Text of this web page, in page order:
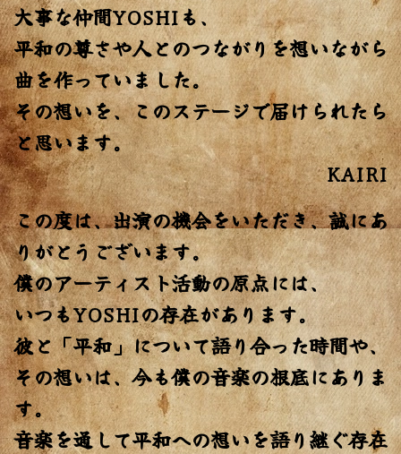
大事な仲間YOSHIも、
平和の尊さや人とのつながりを想いながら
曲を作っていました。
その想いを、このステージで届けられたら
と思います。
KAIRI
この度は、出演の機会をいただき、誠にあ
りがとうございます。
僕のアーティスト活動の原点には、
いつもYOSHIの存在があります。
彼と「平和」について語り合った時間や、
その想いは、今も僕の音楽の根底にありま
す。
音楽を通して平和への想いを語り継ぐ存在